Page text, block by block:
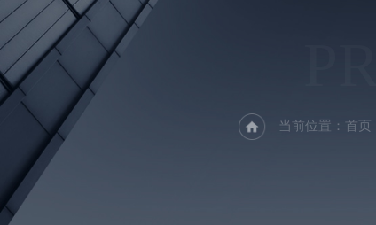
当前位置： 首页